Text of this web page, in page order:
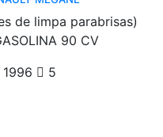
de limpa parabrisas)
90 CV
1996 5